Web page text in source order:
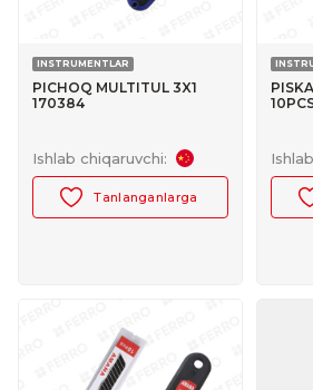
INSTRUMENTLAR
PICHOQ MULTITUL 3X1
170384
Ishlab chiqaruvchi:
Tanlanganlarga